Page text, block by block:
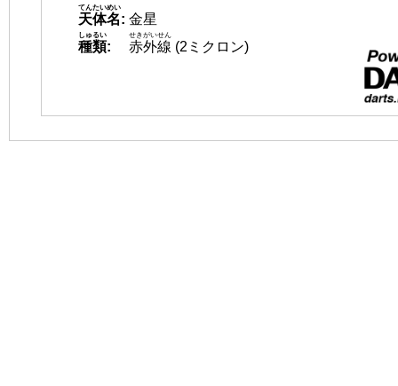
天体名
てんたいめい
: 金星
種類
しゅるい
: 赤外線
せきがいせん
(2ミクロン)